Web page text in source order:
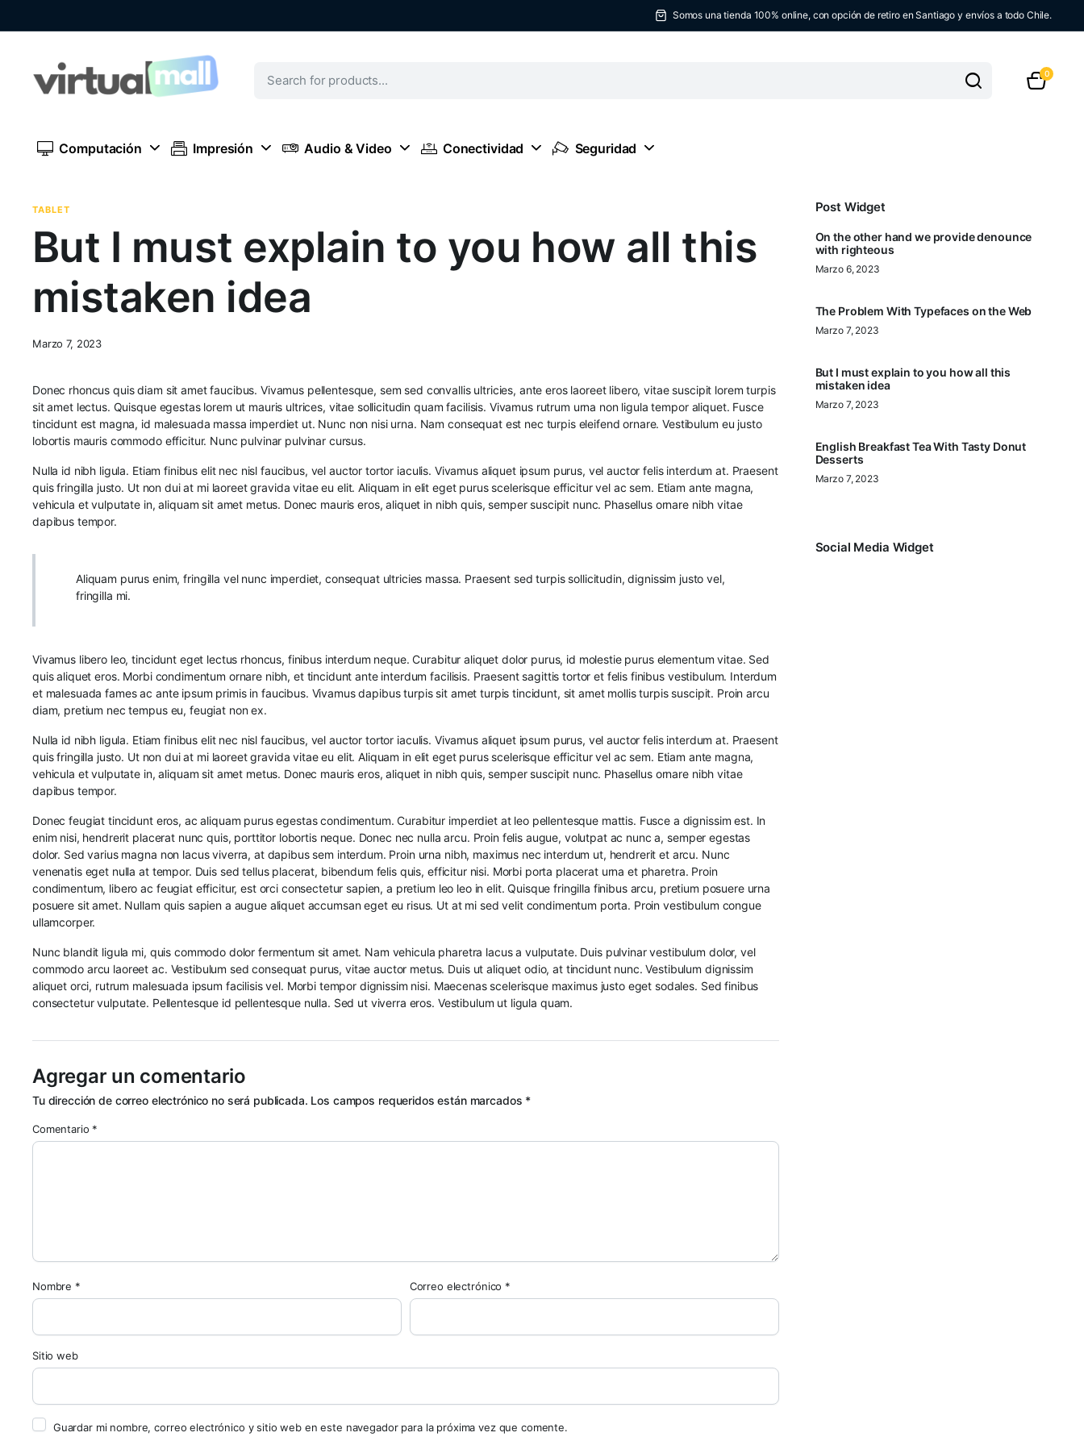
Somos una tienda 100% online, con opción de retiro en Santiago y envíos a todo Chile.
0
Computación Impresión Audio & Video Conectividad Seguridad
TABLET
But I must explain to you how all this
mistaken idea
Marzo 7, 2023
Donec rhoncus quis diam sit amet faucibus. Vivamus pellentesque, sem sed convallis ultricies, ante eros laoreet libero, vitae suscipit lorem turpis
sit amet lectus. Quisque egestas lorem ut mauris ultrices, vitae sollicitudin quam facilisis. Vivamus rutrum urna non ligula tempor aliquet. Fusce
tincidunt est magna, id malesuada massa imperdiet ut. Nunc non nisi urna. Nam consequat est nec turpis eleifend ornare. Vestibulum eu justo
lobortis mauris commodo efficitur. Nunc pulvinar pulvinar cursus.
Nulla id nibh ligula. Etiam finibus elit nec nisl faucibus, vel auctor tortor iaculis. Vivamus aliquet ipsum purus, vel auctor felis interdum at. Praesent
quis fringilla justo. Ut non dui at mi laoreet gravida vitae eu elit. Aliquam in elit eget purus scelerisque efficitur vel ac sem. Etiam ante magna,
vehicula et vulputate in, aliquam sit amet metus. Donec mauris eros, aliquet in nibh quis, semper suscipit nunc. Phasellus ornare nibh vitae
dapibus tempor.
Aliquam purus enim, fringilla vel nunc imperdiet, consequat ultricies massa. Praesent sed turpis sollicitudin, dignissim justo vel,
fringilla mi.
Vivamus libero leo, tincidunt eget lectus rhoncus, finibus interdum neque. Curabitur aliquet dolor purus, id molestie purus elementum vitae. Sed
quis aliquet eros. Morbi condimentum ornare nibh, et tincidunt ante interdum facilisis. Praesent sagittis tortor et felis finibus vestibulum. Interdum
et malesuada fames ac ante ipsum primis in faucibus. Vivamus dapibus turpis sit amet turpis tincidunt, sit amet mollis turpis suscipit. Proin arcu
diam, pretium nec tempus eu, feugiat non ex.
Nulla id nibh ligula. Etiam finibus elit nec nisl faucibus, vel auctor tortor iaculis. Vivamus aliquet ipsum purus, vel auctor felis interdum at. Praesent
quis fringilla justo. Ut non dui at mi laoreet gravida vitae eu elit. Aliquam in elit eget purus scelerisque efficitur vel ac sem. Etiam ante magna,
vehicula et vulputate in, aliquam sit amet metus. Donec mauris eros, aliquet in nibh quis, semper suscipit nunc. Phasellus ornare nibh vitae
dapibus tempor.
Donec feugiat tincidunt eros, ac aliquam purus egestas condimentum. Curabitur imperdiet at leo pellentesque mattis. Fusce a dignissim est. In
enim nisi, hendrerit placerat nunc quis, porttitor lobortis neque. Donec nec nulla arcu. Proin felis augue, volutpat ac nunc a, semper egestas
dolor. Sed varius magna non lacus viverra, at dapibus sem interdum. Proin urna nibh, maximus nec interdum ut, hendrerit et arcu. Nunc
venenatis eget nulla at tempor. Duis sed tellus placerat, bibendum felis quis, efficitur nisi. Morbi porta placerat urna et pharetra. Proin
condimentum, libero ac feugiat efficitur, est orci consectetur sapien, a pretium leo leo in elit. Quisque fringilla finibus arcu, pretium posuere urna
posuere sit amet. Nullam quis sapien a augue aliquet accumsan eget eu risus. Ut at mi sed velit condimentum porta. Proin vestibulum congue
ullamcorper.
Nunc blandit ligula mi, quis commodo dolor fermentum sit amet. Nam vehicula pharetra lacus a vulputate. Duis pulvinar vestibulum dolor, vel
commodo arcu laoreet ac. Vestibulum sed consequat purus, vitae auctor metus. Duis ut aliquet odio, at tincidunt nunc. Vestibulum dignissim
aliquet orci, rutrum malesuada ipsum facilisis vel. Morbi tempor dignissim nisi. Maecenas scelerisque maximus justo eget sodales. Sed finibus
consectetur vulputate. Pellentesque id pellentesque nulla. Sed ut viverra eros. Vestibulum ut ligula quam.
Agregar un comentario
Tu dirección de correo electrónico no será publicada. Los campos requeridos están marcados *
Comentario *
Nombre * Correo electrónico *
Sitio web
Guardar mi nombre, correo electrónico y sitio web en este navegador para la próxima vez que comente.
Post Widget
On the other hand we provide denounce
with righteous
Marzo 6, 2023
The Problem With Typefaces on the Web
Marzo 7, 2023
But I must explain to you how all this
mistaken idea
Marzo 7, 2023
English Breakfast Tea With Tasty Donut
Desserts
Marzo 7, 2023
Social Media Widget